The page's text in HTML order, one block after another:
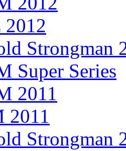
2012
Strongman
Super Series
2011
2011
Strongman